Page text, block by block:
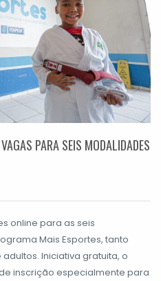
PARA SEIS MODALIDADES
online para as seis
Mais Esportes, tanto
Iniciativa gratuita, o
inscrição especialmente para